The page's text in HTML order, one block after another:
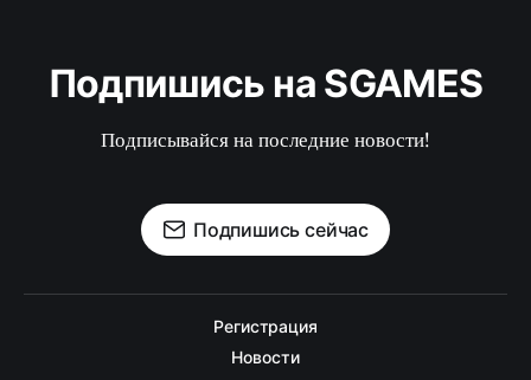
Подпишись на SGAMES
Подписывайся на последние новости!
Подпишись сейчас
Регистрация
Новости